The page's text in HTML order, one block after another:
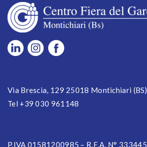
Via Brescia, 129 25018 Montichiari (BS)
Tel +39 030 961148
P.IVA 01581200985 – R.E.A. N° 333445